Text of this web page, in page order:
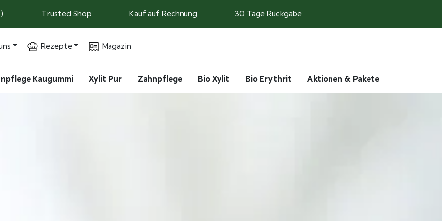
Trusted Shop Kauf auf Rechnung 30 Tage Rückgabe
Rezepte Magazin
Kaugummi Xylit Pur Zahnpflege Bio Xylit Bio Erythrit Aktionen & Pakete